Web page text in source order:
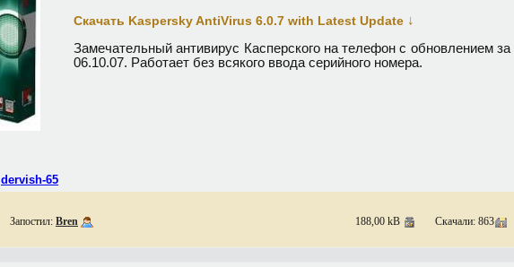
Скачать Kaspersky AntiVirus 6.0.7 with Latest Update ↓
Замечательный антивирус Касперского на телефон с обновлением за
06.10.07. Работает без всякого ввода серийного номера.
dervish-65
Запостил: Bren 188,00 kB Скачали: 863